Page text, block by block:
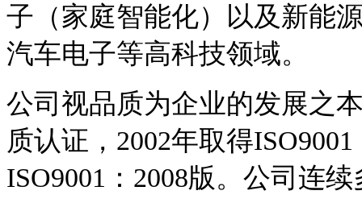
子（家庭智能化）以及新能
汽车电子等高科技领域。
公司视品质为企业的发展之
质认证，2002年取得
ISO9001：2008版。公司连